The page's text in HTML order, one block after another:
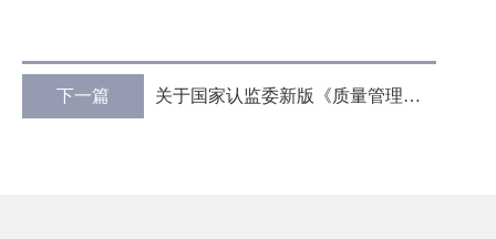
下一篇 关于国家认监委新版《质量管理体系认证规则》要求变化的告知书